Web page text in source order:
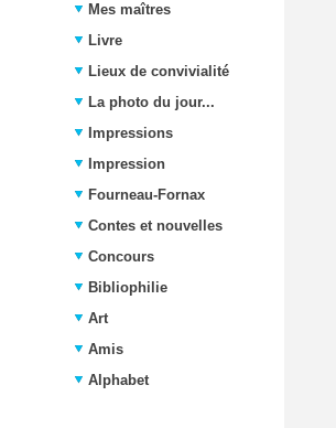
Mes maîtres
Livre
Lieux de convivialité
La photo du jour...
Impressions
Impression
Fourneau-Fornax
Contes et nouvelles
Concours
Bibliophilie
Art
Amis
Alphabet